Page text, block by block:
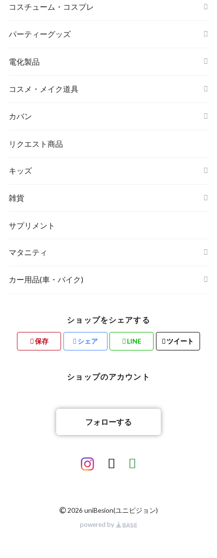
靴下・ソックス
シワ取りテープ
コスチューム・コスプレ
クリスマス
パーティーグッズ
電化製品
ドローン
コスメ・メイク道具
メイクブラシ
シワ取りテープ
カバン
トートバッグ
リュック
クラッチバッグ
リクエスト商品
キッズ
アウター(女の子)
ボディケア・スキンケア
雑貨
POETIC
キッチングッズ
素材・ハンドメイド
サプリメント
マタニティ
トップス
カー用品(車・バイク)
ショップをシェアする
保存 シェア LINE ツイート
ショップのアカウント
フォローする
©2026 uniBesion(ユニビジョン)
powered by